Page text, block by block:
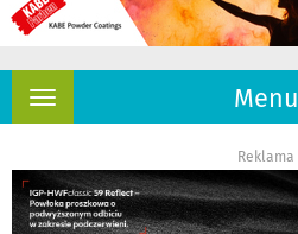
Menu
Rozwiń
Reklama